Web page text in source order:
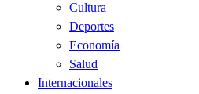
Cultura
Deportes
Economía
Salud
Internacionales